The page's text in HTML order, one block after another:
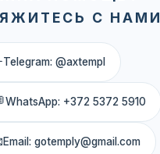
С НАМИ
Telegram: @axtempl
WhatsApp: +372 5372 5910
Email: gotemply@gmail.com